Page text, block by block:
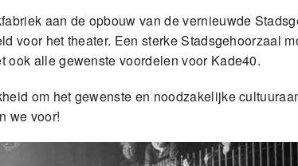
aan de opbouw van de vernieuwde
voor het theater. Een sterke Stadsgehoorzaal
ook alle gewenste voordelen voor Kade40.
om het gewenste en noodzakelijke
we voor!